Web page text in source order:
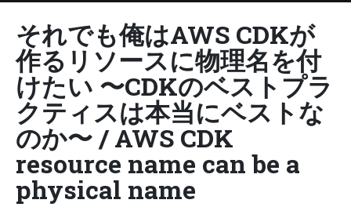
それでも俺はAWS CDKが
作るリソースに物理名を付
けたい 〜CDKのベストプラ
クティスは本当にベストな
のか〜 / AWS CDK
resource name can be a
physical name